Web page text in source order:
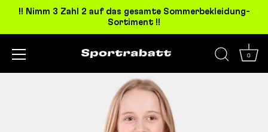
!! Nimm 3 Zahl 2 auf das gesamte Sommerbekleidung-
Sortiment !!
0